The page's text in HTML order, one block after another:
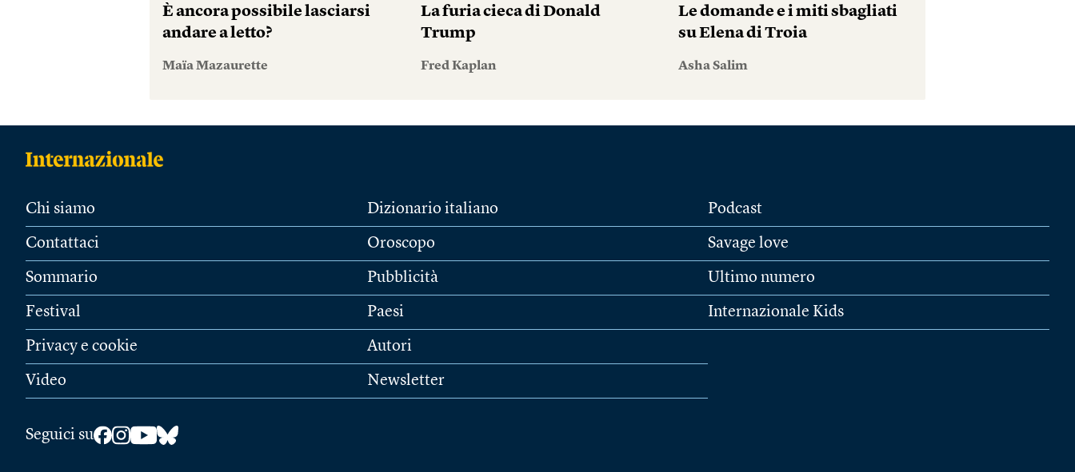
È ancora possibile lasciarsi
andare a letto?
Maïa Mazaurette
La furia cieca di Donald
Trump
Fred Kaplan
Le domande e i miti sbagliati
su Elena di Troia
Asha Salim
Chi siamo
Contattaci
Sommario
Festival
Privacy e cookie
Video
Dizionario italiano
Oroscopo
Pubblicità
Paesi
Autori
Newsletter
Podcast
Savage love
Ultimo numero
Internazionale Kids
Seguici su